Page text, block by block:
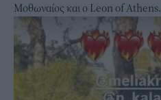
Μοθωναίος και ο Leon of Athens.